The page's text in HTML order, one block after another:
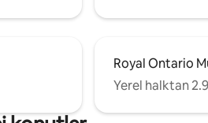
Royal Ontario
Yerel halktan